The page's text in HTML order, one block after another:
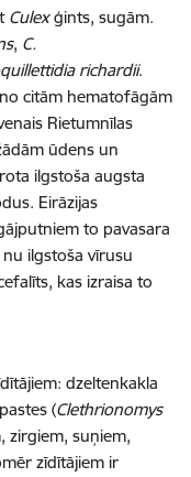
Culexģints, sugām.
, C.
richardii.
citām hematofāgām
Rietumnīlas
ūdens un
ilgstoša augsta
Eirāzijas
to pavasara
ilgstoša vīrusu
kas izraisa to
dzeltenkakla
(Clethrionomys
zirgiem, suņiem,
zīdītājiem ir